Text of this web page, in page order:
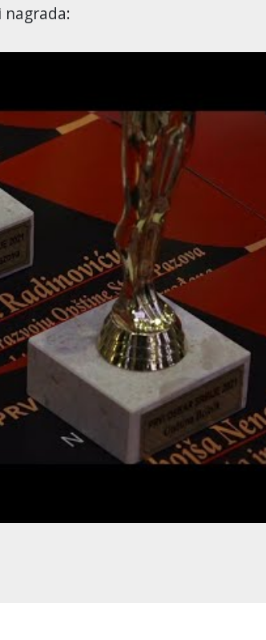
nagrada: